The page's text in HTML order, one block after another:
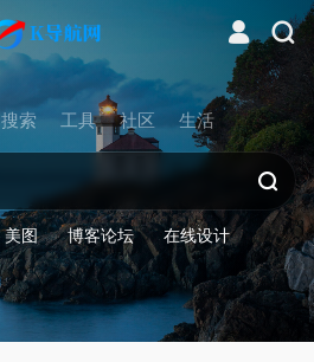
搜索 工具 社区 生活
美图 博客论坛 在线设计